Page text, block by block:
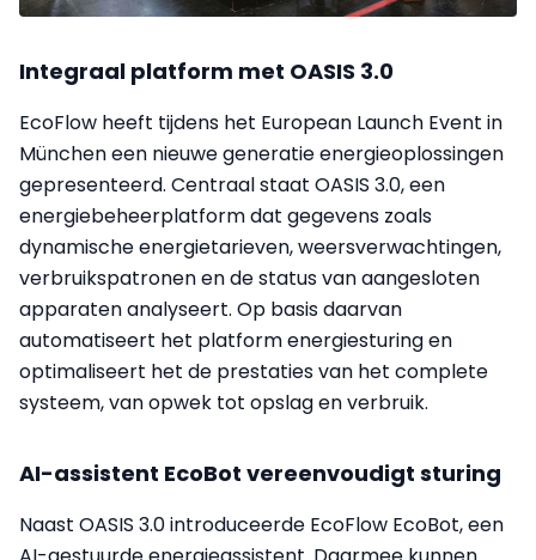
Integraal platform met OASIS 3.0
EcoFlow heeft tijdens het European Launch Event in
München een nieuwe generatie energieoplossingen
gepresenteerd. Centraal staat OASIS 3.0, een
energiebeheerplatform dat gegevens zoals
dynamische energietarieven, weersverwachtingen,
verbruikspatronen en de status van aangesloten
apparaten analyseert. Op basis daarvan
automatiseert het platform energiesturing en
optimaliseert het de prestaties van het complete
systeem, van opwek tot opslag en verbruik.
AI-assistent EcoBot vereenvoudigt sturing
Naast OASIS 3.0 introduceerde EcoFlow EcoBot, een